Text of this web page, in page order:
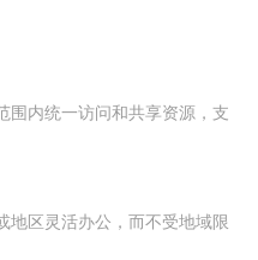
围内统一访问和共享资源，支
地区灵活办公，而不受地域限